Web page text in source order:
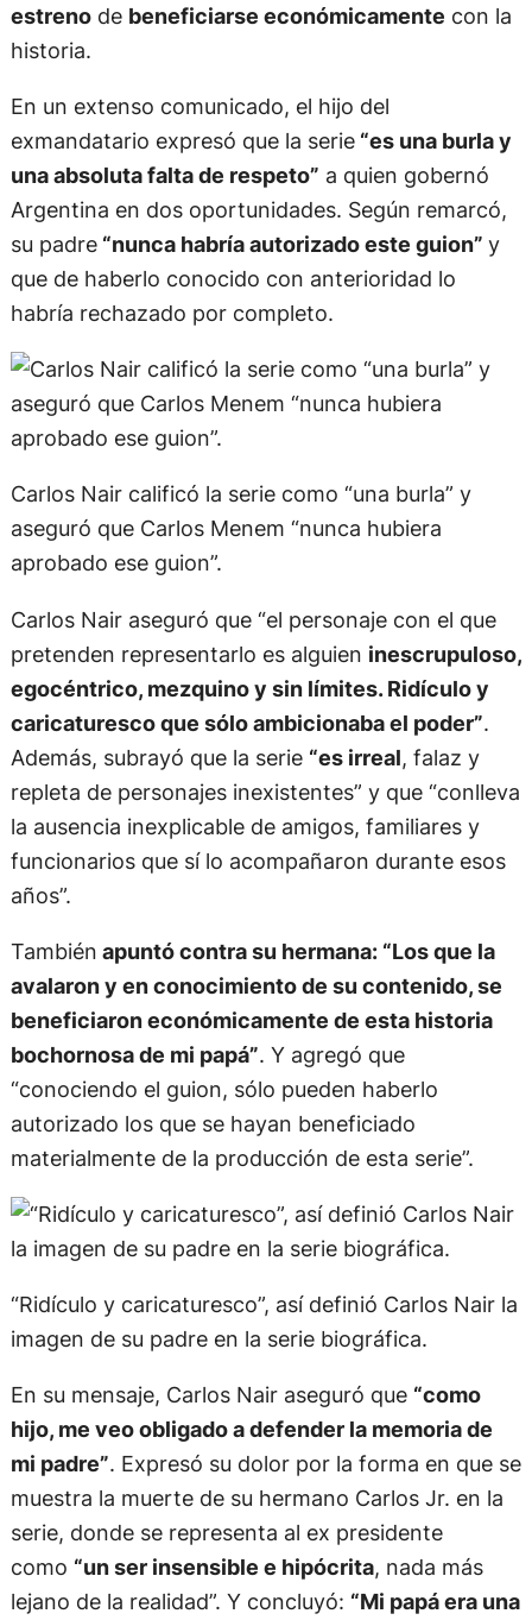
estrenode beneficiarse económicamente con la
historia.
En un extenso comunicado, el hijo del
exmandatario expresó que la serie“es una burla y
una absoluta falta de respeto” a quien gobernó
Argentina en dos oportunidades. Según remarcó,
su padre“nunca habría autorizado este guion” y
que de haberlo conocido con anterioridad lo
habría rechazado por completo.
Carlos Nair calificó la serie como “una burla” y
aseguró que Carlos Menem “nunca hubiera
aprobado ese guion”.
Carlos Nair aseguró que “el personaje con el que
pretenden representarlo es alguien inescrupuloso,
egocéntrico, mezquino y sin límites. Ridículo y
caricaturesco que sólo ambicionaba el poder”.
Además, subrayó que la serie “es irreal, falaz y
repleta de personajes inexistentes” y que “conlleva
la ausencia inexplicable de amigos, familiares y
funcionarios que sí lo acompañaron durante esos
años”.
También apuntó contra su hermana: “Los que la
avalaron y en conocimiento de su contenido, se
beneficiaron económicamente de esta historia
bochornosa de mi papá”. Y agregó que
“conociendo el guion, sólo pueden haberlo
autorizado los que se hayan beneficiado
materialmente de la producción de esta serie”.
“Ridículo y caricaturesco”, así definió Carlos Nair la
imagen de su padre en la serie biográfica.
En su mensaje, Carlos Nair aseguró que “como
hijo, me veo obligado a defender la memoria de
mi padre”. Expresó su dolor por la forma en que se
muestra la muerte de su hermano Carlos Jr. en la
serie, donde se representa al ex presidente
como “un ser insensible e hipócrita, nada más
lejano de la realidad”. Y concluyó: “Mi papá era una